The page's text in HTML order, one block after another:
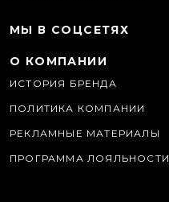
МЫ В СОЦСЕТЯХ
О КОМПАНИИ
ИСТОРИЯ БРЕНДА
ПОЛИТИКА КОМПАНИИ
РЕКЛАМНЫЕ МАТЕРИАЛЫ
ПРОГРАММА ЛОЯЛЬНОСТИ